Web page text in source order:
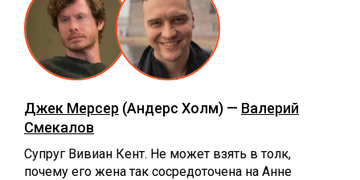
Джек Мерсер (Андерс Холм) — Валерий
Смекалов
Супруг Вивиан Кент. Не может взять в толк,
почему его жена так сосредоточена на Анне